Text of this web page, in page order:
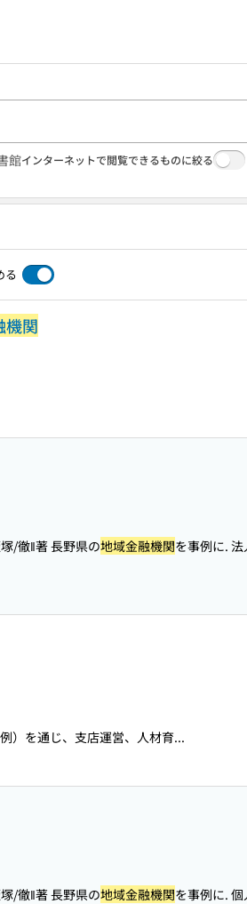
館インターネットで閲覧できるものに絞る
る
機関
/徹‖著 長野県の地域金融機関を事例に.
）を通じ、支店運営、人材育...
/徹‖著 長野県の地域金融機関を事例に.